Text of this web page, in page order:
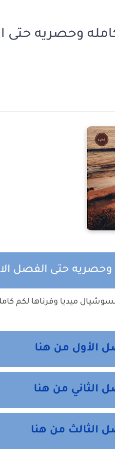
وحصريه حتى
حتى الفصل
ميديا وفرناها لكم
الأول من هنا
الثاني من هنا
الثالث من هنا